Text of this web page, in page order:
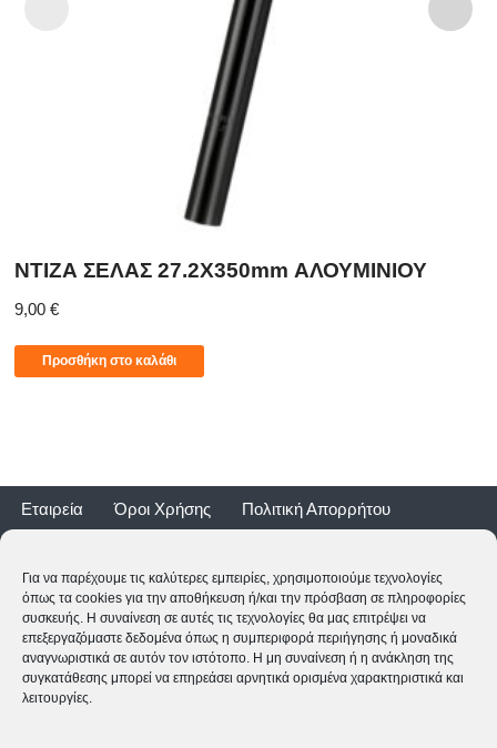
Για να παρέχουμε τις καλύτερες εμπειρίες, χρησιμοποιούμε τεχνολογίες
όπως τα cookies για την αποθήκευση ή/και την πρόσβαση σε πληροφορίες
συσκευής. Η συναίνεση σε αυτές τις τεχνολογίες θα μας επιτρέψει να
επεξεργαζόμαστε δεδομένα όπως η συμπεριφορά περιήγησης ή μοναδικά
αναγνωριστικά σε αυτόν τον ιστότοπο. Η μη συναίνεση ή η ανάκληση της
συγκατάθεσης μπορεί να επηρεάσει αρνητικά ορισμένα χαρακτηριστικά και
λειτουργίες.
ΝΤΙΖΑ ΣΕΛΑΣ 27.2X350mm ΑΛΟΥΜΙΝΙΟΥ
9,00 €
Προσθήκη στο καλάθι
Εταιρεία Όροι Χρήσης
Πολιτική Απορρήτου